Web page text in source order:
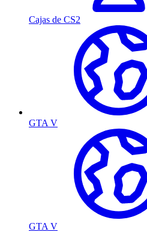
Cajas de CS2
GTA V
GTA V